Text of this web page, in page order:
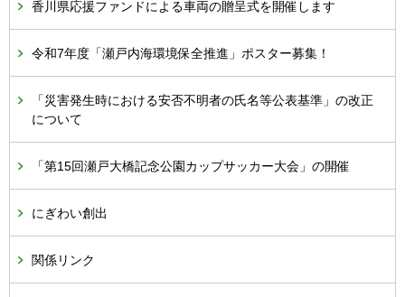
香川県応援ファンドによる車両の贈呈式を開催します
令和7年度「瀬戸内海環境保全推進」ポスター募集！
「災害発生時における安否不明者の氏名等公表基準」の改正
について
「第15回瀬戸大橋記念公園カップサッカー大会」の開催
にぎわい創出
関係リンク